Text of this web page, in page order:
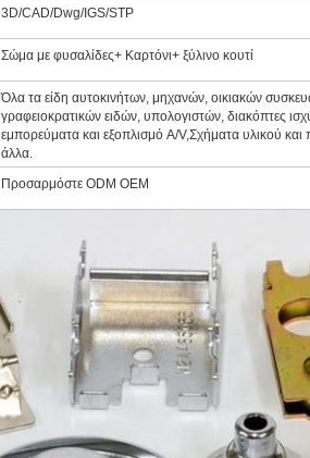
3D/CAD/Dwg/IGS/STP
Σώμα με φυσαλίδες+ Καρτόνι+ ξύλινο κουτί
Όλα τα είδη αυτοκινήτων, μηχανών, οικιακών
γραφειοκρατικών ειδών, υπολογιστών, διακόπτες
εμπορεύματα και εξοπλισμό A/V,Σχήματα υλικού
άλλα.
Προσαρμόστε ODM OEM